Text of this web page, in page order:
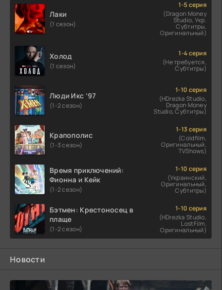
Лаки
(1 сезон)
1-5 серия
(Dragon Money
Studio, Укр.
Субтитры,
Оригинальный)
Холод
(1 сезон)
1-4 серия
(Не требуется,
Субтитры)
Люди Икс ’97
(1-2 сезон)
1-10 серия
(HDrezka Studio,
Dragon Money
Studio, Субтитры)
Крапополис
(1-3 сезон)
1-13 серия
(Coldfilm,
Оригинальный,
TVShows)
Время приключений:
Фионна и Кейк
(1-2 сезон)
1-10 серия
(Украинский,
Оригинальный,
Субтитры)
Бэтмен: Крестоносец в
плаще
(1-2 сезон)
1-10 серия
(HDrezka Studio,
LostFilm,
Оригинальный)
Новости